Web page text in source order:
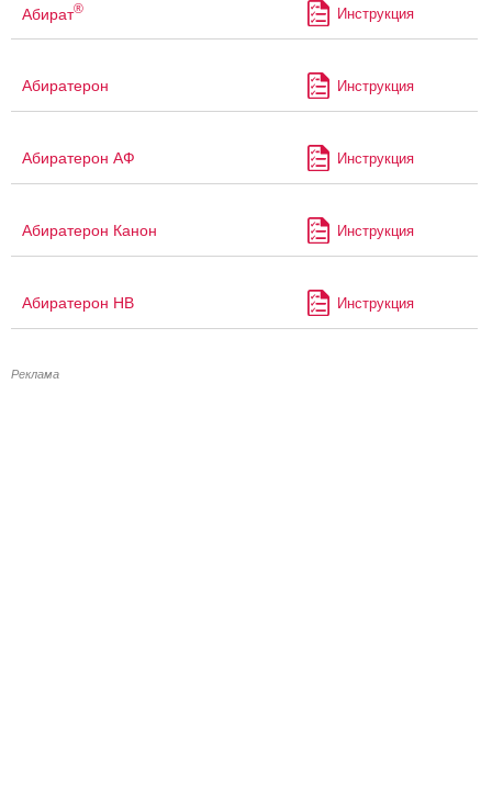
Абират® Инструкция
Абиратерон Инструкция
Абиратерон АФ Инструкция
Абиратерон Канон Инструкция
Абиратерон НВ Инструкция
Реклама